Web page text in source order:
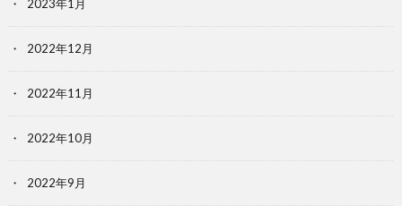
2023年1月
2022年12月
2022年11月
2022年10月
2022年9月